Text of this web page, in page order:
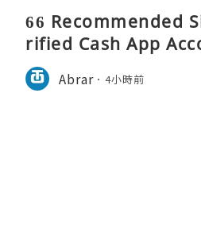
66 Recommended
rified Cash App
Abrar 4小時前